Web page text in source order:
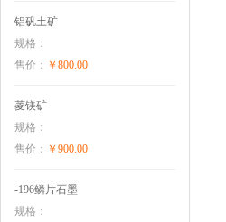
铝矾土矿
规格：
售价： ￥800.00
菱镁矿
规格：
售价： ￥900.00
-196鳞片石墨
规格：